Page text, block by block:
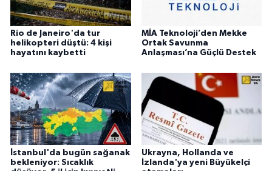
Rio de Janeiro'da tur
helikopteri düştü: 4 kişi
hayatını kaybetti
MİA Teknoloji’den Mekke
Ortak Savunma
Anlaşması’na Güçlü Destek
İstanbul'da bugün sağanak
bekleniyor: Sıcaklık
Ukrayna, Hollanda ve
İzlanda'ya yeni Büyükelçi